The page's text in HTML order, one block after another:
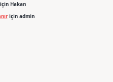
Hakan
için admin